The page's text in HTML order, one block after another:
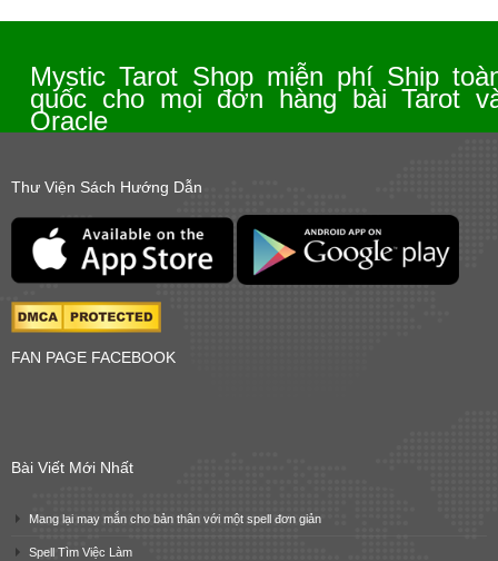
Mystic Tarot Shop miễn phí Ship
quốc cho mọi đơn hàng bài Tarot
Oracle
Thư Viện Sách Hướng Dẫn
FAN PAGE FACEBOOK
Bài Viết Mới Nhất
Mang lại may mắn cho bản thân với một spell đơn giản
Spell Tìm Việc Làm